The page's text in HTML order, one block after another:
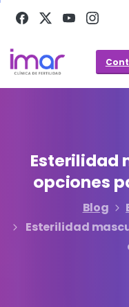
Esterilidad
opciones
Blog
Esterilidad